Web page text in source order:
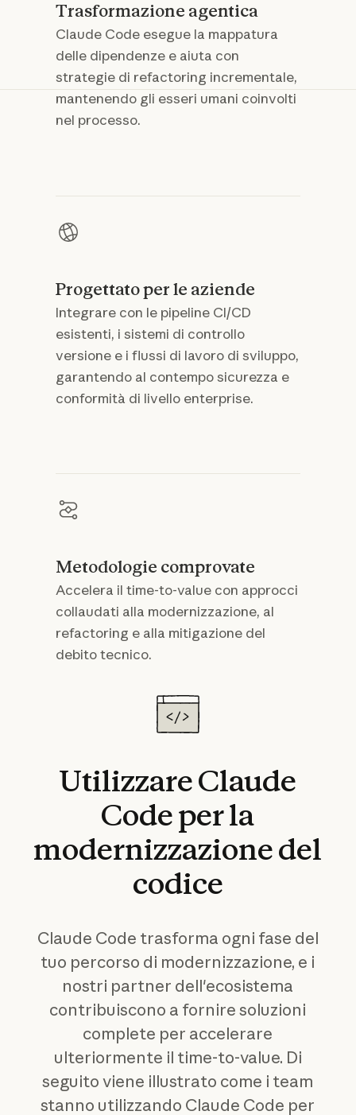
Trasformazione agentica
Claude Code esegue la mappatura
delle dipendenze e aiuta con
strategie di refactoring incrementale,
mantenendo gli esseri umani coinvolti
nel processo.
Progettato per le aziende
Integrare con le pipeline CI/CD
esistenti, i sistemi di controllo
versione e i flussi di lavoro di sviluppo,
garantendo al contempo sicurezza e
conformità di livello enterprise.
Metodologie comprovate
Accelera il time-to-value con approcci
collaudati alla modernizzazione, al
refactoring e alla mitigazione del
debito tecnico.
UtilizzareClaude
Codeperla
modernizzazionedel
codice
Claude Code trasforma ogni fase del
tuo percorso di modernizzazione, e i
nostri partner dell'ecosistema
contribuiscono a fornire soluzioni
complete per accelerare
ulteriormente il time-to-value. Di
seguito viene illustrato come i team
stanno utilizzando Claude Code per